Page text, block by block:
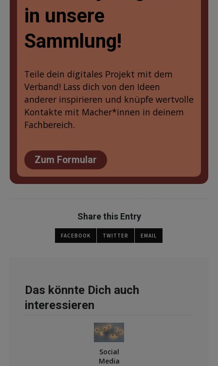
in unsere
Sammlung!
Teile dein digitales Projekt mit dem
Verband! Lass dich von den Ideen
anderer inspirieren und knüpfe wertvolle
Kontakte mit Macher*innen in deinem
Fachbereich.
Zum Formular
Share this Entry
FACEBOOK TWITTER EMAIL
Das könnte Dich auch
interessieren
Social
Media